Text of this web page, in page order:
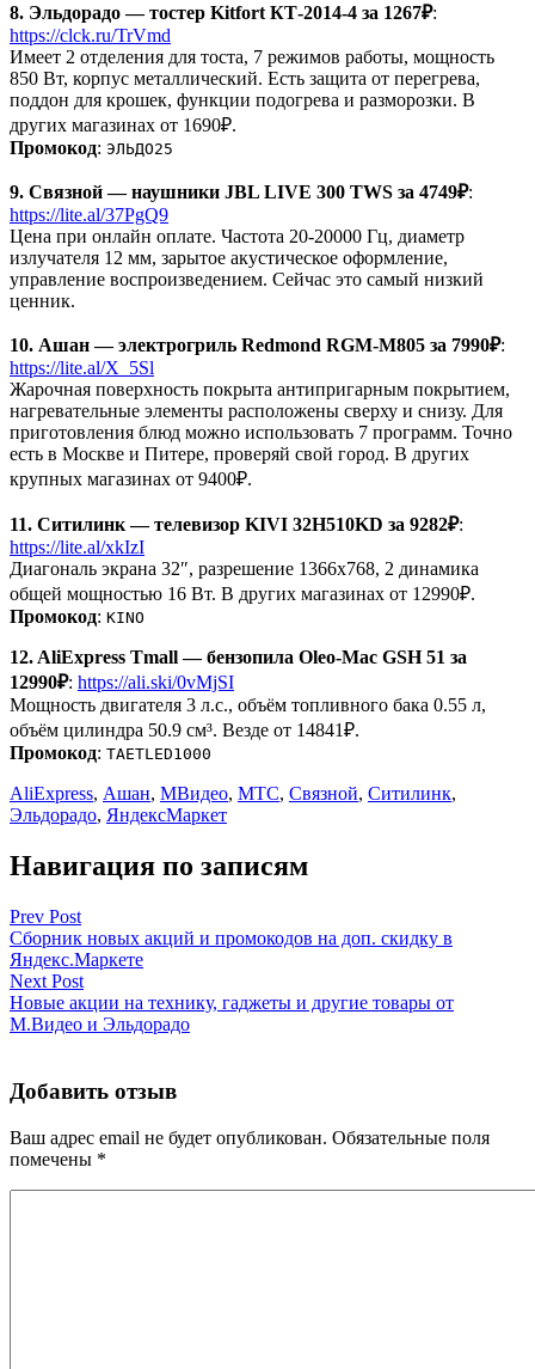
8. Эльдорадо — тостер Kitfort КТ-2014-4 за 1267₽:
https://clck.ru/TrVmd
Имеет 2 отделения для тоста, 7 режимов работы, мощность
850 Вт, корпус металлический. Есть защита от перегрева,
поддон для крошек, функции подогрева и разморозки. В
других магазинах от 1690₽.
Промокод: ЭЛЬДО25
9. Связной — наушники JBL LIVE 300 TWS за 4749₽:
https://lite.al/37PgQ9
Цена при онлайн оплате. Частота 20-20000 Гц, диаметр
излучателя 12 мм, зарытое акустическое оформление,
управление воспроизведением. Сейчас это самый низкий
ценник.
10. Ашан — электрогриль Redmond RGM-M805 за 7990₽:
https://lite.al/X_5Sl
Жарочная поверхность покрыта антипригарным покрытием,
нагревательные элементы расположены сверху и снизу. Для
приготовления блюд можно использовать 7 программ. Точно
есть в Москве и Питере, проверяй свой город. В других
крупных магазинах от 9400₽.
11. Ситилинк — телевизор KIVI 32H510KD за 9282₽:
https://lite.al/xkIzI
Диагональ экрана 32″, разрешение 1366х768, 2 динамика
общей мощностью 16 Вт. В других магазинах от 12990₽.
Промокод: KINO
12. AliExpress Tmall — бензопила Oleo-Mac GSH 51 за
12990₽: https://ali.ski/0vMjSI
Мощность двигателя 3 л.с., объём топливного бака 0.55 л,
объём цилиндра 50.9 см³. Везде от 14841₽.
Промокод: TAETLED1000
AliExpress, Ашан, МВидео, МТС, Связной, Ситилинк,
Эльдорадо, ЯндексМаркет
Навигация по записям
Prev Post
Сборник новых акций и промокодов на доп. скидку в
Яндекс.Маркете
Next Post
Новые акции на технику, гаджеты и другие товары от
М.Видео и Эльдорадо
Добавить отзыв
Ваш адрес email не будет опубликован. Обязательные поля
помечены *